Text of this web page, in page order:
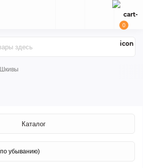
0
Шкивы
Каталог